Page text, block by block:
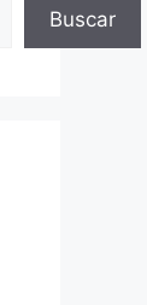
Buscar